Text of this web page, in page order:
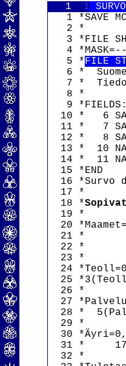
   1
1
1 *SAVE
   2 *
3 *FILE
4
   5 *
FILE
6 *
7 *
8 *
9
10 *   6
11 *   7
12 *   8
13 *  10
14 *  11
  15 *END
16 *Survo
  17 *
  18 *
  19 *
20
21 *
22 *
  23 *
24
25
  26 *
27
28 *
  29 *
30
31 *
  32 *